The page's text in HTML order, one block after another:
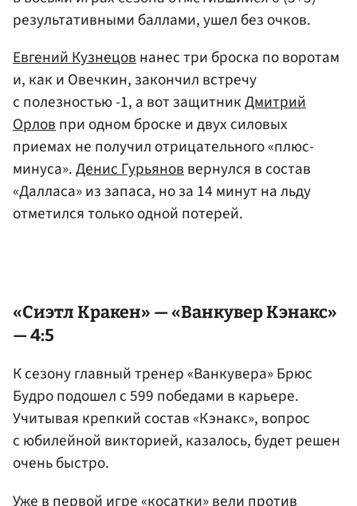
результативными баллами, ушел без очков.
Евгений Кузнецовнанес три броска по воротам
и, как и Овечкин, закончил встречу
с полезностью -1, а вот защитникДмитрий
Орловпри одном броске и двух силовых
приемах не получил отрицательного «плюс-
минуса».Денис Гурьяноввернулся в состав
«Далласа» из запаса, но за 14 минут на льду
отметился только одной потерей.
«Сиэтл Кракен» — «Ванкувер Кэнакс»
— 4:5
К сезону главный тренер «Ванкувера» Брюс
Будро подошел с 599 победами в карьере.
Учитывая крепкий состав «Кэнакс», вопрос
с юбилейной викторией, казалось, будет решен
очень быстро.
Уже в первой игре «косатки» вели против